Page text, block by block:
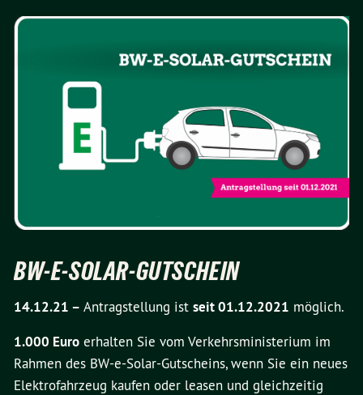
BW-E-SOLAR-GUTSCHEIN
14.12.21 – Antragstellung ist seit 01.12.2021 möglich.
1.000 Euro erhalten Sie vom Verkehrsministerium im
Rahmen des BW-e-Solar-Gutscheins, wenn Sie ein neues
Elektrofahrzeug kaufen oder leasen und gleichzeitig